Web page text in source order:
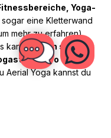
Yoga-
eine Kletterwand
mehr zu erfahren).
kannst duan sechs
pro Tag
Aerial Yoga kannst du